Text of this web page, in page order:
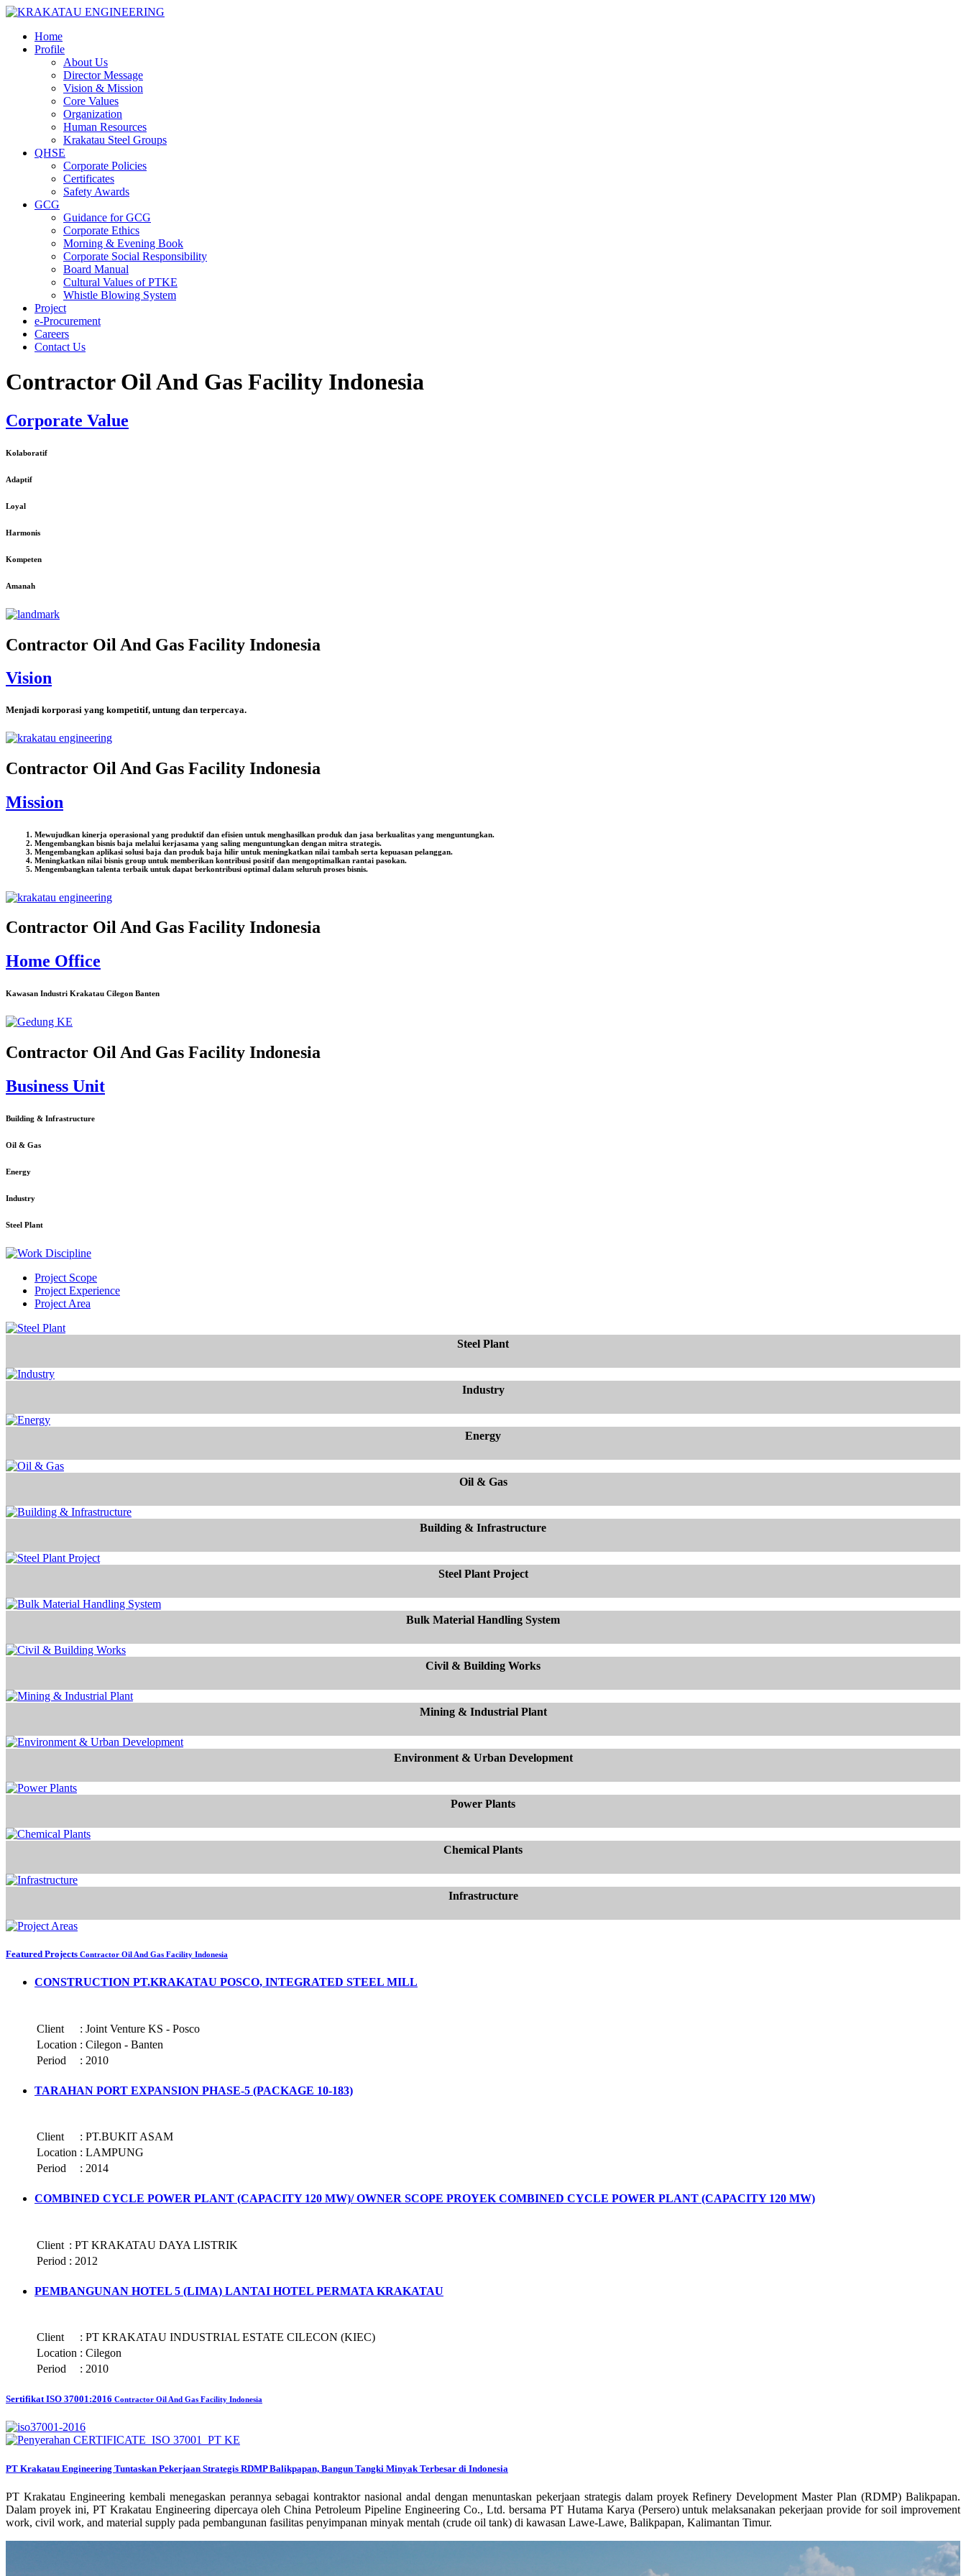
Home
Profile
About Us
Director Message
Vision & Mission
Core Values
Organization
Human Resources
Krakatau Steel Groups
QHSE
Corporate Policies
Certificates
Safety Awards
GCG
Guidance for GCG
Corporate Ethics
Morning & Evening Book
Corporate Social Responsibility
Board Manual
Cultural Values of PTKE
Whistle Blowing System
Project
e-Procurement
Careers
Contact Us
Contractor Oil And Gas Facility Indonesia
Corporate Value
Kolaboratif
Adaptif
Loyal
Harmonis
Kompeten
Amanah
Contractor Oil And Gas Facility Indonesia
Vision
Menjadi korporasi yang kompetitif, untung dan terpercaya.
Contractor Oil And Gas Facility Indonesia
Mission
Mewujudkan kinerja operasional yang produktif dan efisien untuk menghasilkan produk dan jasa berkualitas yang menguntungkan.
Mengembangkan bisnis baja melalui kerjasama yang saling menguntungkan dengan mitra strategis.
Mengembangkan aplikasi solusi baja dan produk baja hilir untuk meningkatkan nilai tambah serta kepuasan pelanggan.
Meningkatkan nilai bisnis group untuk memberikan kontribusi positif dan mengoptimalkan rantai pasokan.
Mengembangkan talenta terbaik untuk dapat berkontribusi optimal dalam seluruh proses bisnis.
Contractor Oil And Gas Facility Indonesia
Home Office
Kawasan Industri Krakatau Cilegon Banten
Contractor Oil And Gas Facility Indonesia
Business Unit
Building & Infrastructure
Oil & Gas
Energy
Industry
Steel Plant
Project Scope
Project Experience
Project Area
Steel Plant
Industry
Energy
Oil & Gas
Building & Infrastructure
Steel Plant Project
Bulk Material Handling System
Civil & Building Works
Mining & Industrial Plant
Environment & Urban Development
Power Plants
Chemical Plants
Infrastructure
Featured Projects Contractor Oil And Gas Facility Indonesia
CONSTRUCTION PT.KRAKATAU POSCO, INTEGRATED STEEL MILL
Client : Joint Venture KS - Posco
Location : Cilegon - Banten
Period
: 2010
TARAHAN PORT EXPANSION PHASE-5 (PACKAGE 10-183)
Client : PT.BUKIT ASAM
Location : LAMPUNG
Period
: 2014
COMBINED CYCLE POWER PLANT (CAPACITY 120 MW)/ OWNER SCOPE PROYEK COMBINED CYCLE POWER PLANT (CAPACITY 120 MW)
Client : PT KRAKATAU DAYA LISTRIK
Period : 2012
PEMBANGUNAN HOTEL 5 (LIMA) LANTAI HOTEL PERMATA KRAKATAU
Client : PT KRAKATAU INDUSTRIAL ESTATE CILECON (KIEC)
Location : Cilegon
Period
: 2010
Sertifikat ISO 37001:2016 Contractor Oil And Gas Facility Indonesia
PT Krakatau Engineering Tuntaskan Pekerjaan Strategis RDMP Balikpapan, Bangun Tangki Minyak Terbesar di Indonesia
PT Krakatau Engineering kembali menegaskan perannya sebagai kontraktor nasional andal dengan menuntaskan pekerjaan strategis dalam proyek Refinery Development Master Plan (RDMP) Balikpapan.
Dalam proyek ini, PT Krakatau Engineering dipercaya oleh China Petroleum Pipeline Engineering Co., Ltd. bersama PT Hutama Karya (Persero) untuk melaksanakan pekerjaan provide for soil improvement
work, civil work, and material supply pada pembangunan fasilitas penyimpanan minyak mentah (crude oil tank) di kawasan Lawe-Lawe, Balikpapan, Kalimantan Timur.